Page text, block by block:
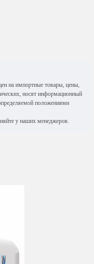
на импортные товары, цены,
носят информационный
положениями
у наших менеджеров.